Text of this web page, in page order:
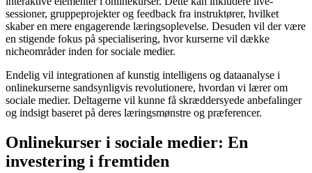
sessioner, gruppeprojekter og feedback fra instruktører, hvilket
skaber en mere engagerende læringsoplevelse. Desuden vil der være
en stigende fokus på specialisering, hvor kurserne vil dække
nicheområder inden for sociale medier.
Endelig vil integrationen af kunstig intelligens og dataanalyse i
onlinekurserne sandsynligvis revolutionere, hvordan vi lærer om
sociale medier. Deltagerne vil kunne få skræddersyede anbefalinger
og indsigt baseret på deres læringsmønstre og præferencer.
Onlinekurser i sociale medier: En
investering i fremtiden